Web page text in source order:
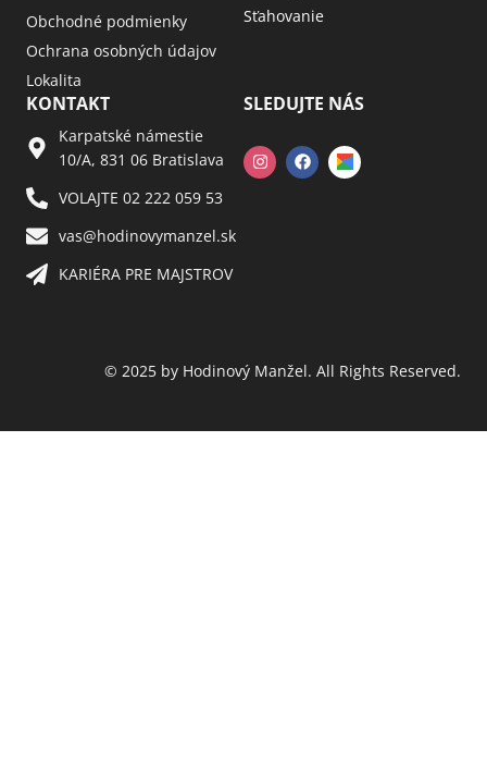
Obchodné podmienky
Ochrana osobných údajov
Lokalita
Sťahovanie
KONTAKT
Karpatské námestie
10/A, 831 06 Bratislava
VOLAJTE 02 222 059 53​
vas@hodinovymanzel.sk​
KARIÉRA PRE MAJSTROV​
SLEDUJTE NÁS
© 2025 by Hodinový Manžel. All Rights Reserved.